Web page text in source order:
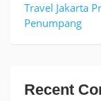
Travel Jakarta
Penumpang
Recent